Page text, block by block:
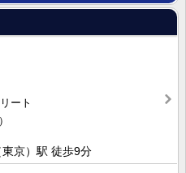
ート
京）駅 徒歩9分